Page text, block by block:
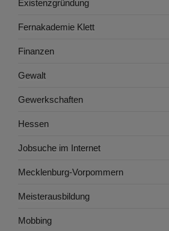
Existenzgründung
Fernakademie Klett
Finanzen
Gewalt
Gewerkschaften
Hessen
Jobsuche im Internet
Mecklenburg-Vorpommern
Meisterausbildung
Mobbing